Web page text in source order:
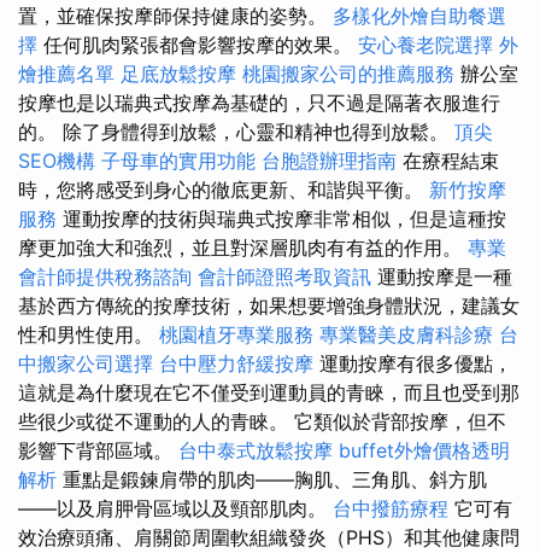
置，並確保按摩師保持健康的姿勢。 多樣化外燴自助餐選
擇 任何肌肉緊張都會影響按摩的效果。 安心養老院選擇 外
燴推薦名單 足底放鬆按摩 桃園搬家公司的推薦服務 辦公室
按摩也是以瑞典式按摩為基礎的，只不過是隔著衣服進行
的。 除了身體得到放鬆，心靈和精神也得到放鬆。 頂尖
SEO機構 子母車的實用功能 台胞證辦理指南 在療程結束
時，您將感受到身心的徹底更新、和諧與平衡。 新竹按摩
服務 運動按摩的技術與瑞典式按摩非常相似，但是這種按
摩更加強大和強烈，並且對深層肌肉有有益的作用。 專業
會計師提供稅務諮詢 會計師證照考取資訊 運動按摩是一種
基於西方傳統的按摩技術，如果想要增強身體狀況，建議女
性和男性使用。 桃園植牙專業服務 專業醫美皮膚科診療 台
中搬家公司選擇 台中壓力舒緩按摩 運動按摩有很多優點，
這就是為什麼現在它不僅受到運動員的青睞，而且也受到那
些很少或從不運動的人的青睞。 它類似於背部按摩，但不
影響下背部區域。 台中泰式放鬆按摩 buffet外燴價格透明
解析 重點是鍛鍊肩帶的肌肉——胸肌、三角肌、斜方肌
——以及肩胛骨區域以及頸部肌肉。 台中撥筋療程 它可有
效治療頭痛、肩關節周圍軟組織發炎（PHS）和其他健康問